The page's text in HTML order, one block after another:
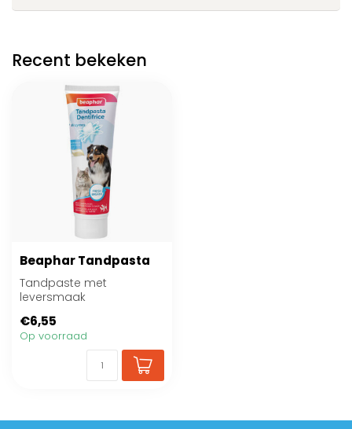
Recent bekeken
Beaphar Tandpasta
Tandpaste met
leversmaak
€6,55
Op voorraad